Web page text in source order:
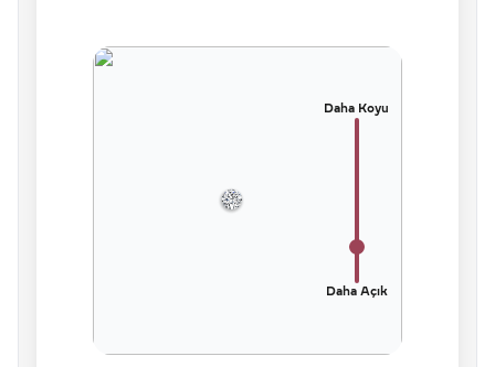
Daha Koyu
Daha Açık